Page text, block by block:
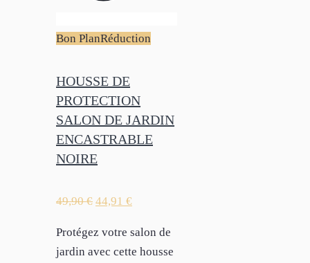
Bon PlanRéduction
HOUSSE DE
PROTECTION
SALON DE JARDIN
ENCASTRABLE
NOIRE
49,90€ 44,91 €
Protégez votre salon de
jardin avec cette housse